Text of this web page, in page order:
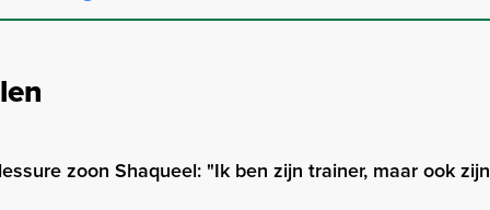
zoon Shaqueel: "Ik ben zijn trainer, maar ook zijn